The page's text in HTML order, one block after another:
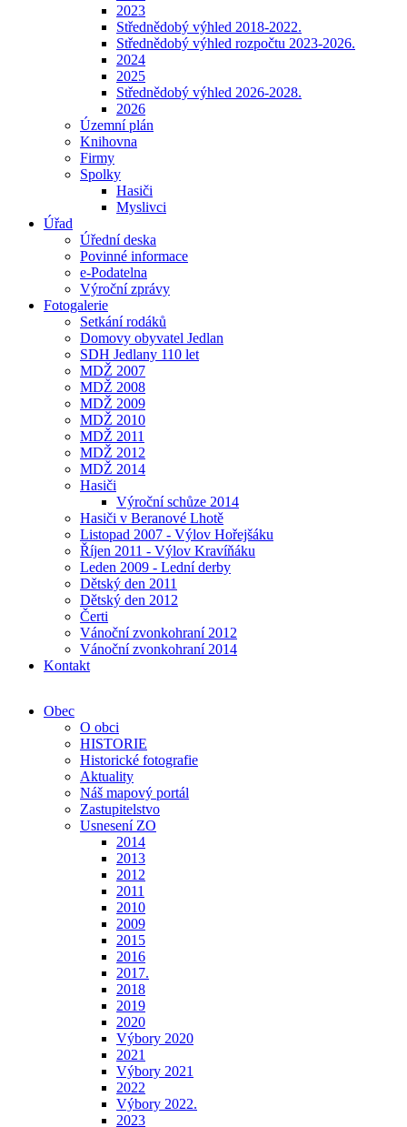
2023
Střednědobý výhled 2018-2022.
Střednědobý výhled rozpočtu 2023-2026.
2024
2025
Střednědobý výhled 2026-2028.
2026
Územní plán
Knihovna
Firmy
Spolky
Hasiči
Myslivci
Úřad
Úřední deska
Povinné informace
e-Podatelna
Výroční zprávy
Fotogalerie
Setkání rodáků
Domovy obyvatel Jedlan
SDH Jedlany 110 let
MDŽ 2007
MDŽ 2008
MDŽ 2009
MDŽ 2010
MDŽ 2011
MDŽ 2012
MDŽ 2014
Hasiči
Výroční schůze 2014
Hasiči v Beranové Lhotě
Listopad 2007 - Výlov Hořejšáku
Říjen 2011 - Výlov Kravíňáku
Leden 2009 - Lední derby
Dětský den 2011
Dětský den 2012
Čerti
Vánoční zvonkohraní 2012
Vánoční zvonkohraní 2014
Kontakt
Obec
O obci
HISTORIE
Historické fotografie
Aktuality
Náš mapový portál
Zastupitelstvo
Usnesení ZO
2014
2013
2012
2011
2010
2009
2015
2016
2017.
2018
2019
2020
Výbory 2020
2021
Výbory 2021
2022
Výbory 2022.
2023